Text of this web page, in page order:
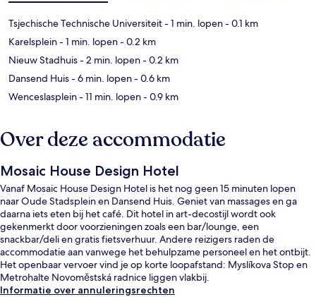
Tsjechische Technische Universiteit- 1 min. lopen- 0.1 km
Karelsplein- 1 min. lopen- 0.2 km
Nieuw Stadhuis- 2 min. lopen- 0.2 km
Dansend Huis- 6 min. lopen- 0.6 km
Wenceslasplein- 11 min. lopen- 0.9 km
Over deze accommodatie
Mosaic House Design Hotel
Vanaf Mosaic House Design Hotel is het nog geen 15 minuten lopen
naar Oude Stadsplein en Dansend Huis. Geniet van massages en ga
daarna iets eten bij het café. Dit hotel in art-decostijl wordt ook
gekenmerkt door voorzieningen zoals een bar/lounge, een
snackbar/deli en gratis fietsverhuur. Andere reizigers raden de
accommodatie aan vanwege het behulpzame personeel en het ontbijt.
Het openbaar vervoer vind je op korte loopafstand: Myslíkova Stop en
Metrohalte Novoměstská radnice liggen vlakbij.
Informatie over annuleringsrechten